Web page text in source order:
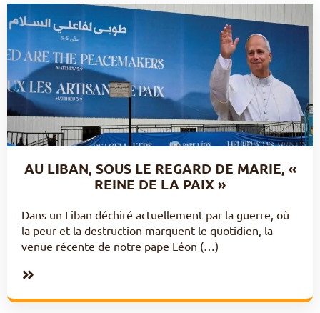
AU LIBAN, SOUS LE REGARD DE MARIE, «
REINE DE LA PAIX »
Dans un Liban déchiré actuellement par la guerre, où
la peur et la destruction marquent le quotidien, la
venue récente de notre pape Léon (…)